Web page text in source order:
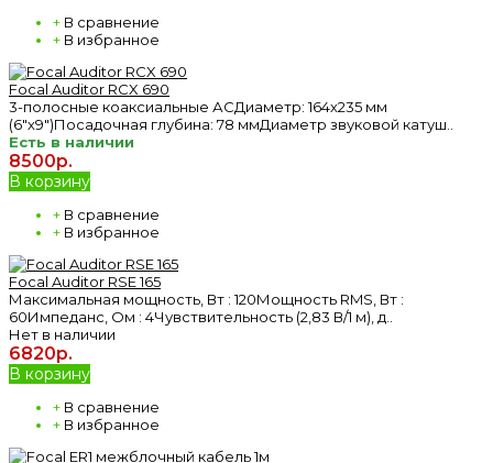
+ В сравнение
+ В избранное
Focal Auditor RCX 690
3-полосные коаксиальные АСДиаметр: 164х235 мм
(6"х9")Посадочная глубина: 78 ммДиаметр звуковой катуш..
Есть в наличии
8500р.
В корзину
+ В сравнение
+ В избранное
Focal Auditor RSE 165
Максимальная мощность, Вт : 120Мощность RMS, Вт :
60Импеданс, Ом : 4Чувствительность (2,83 В/1 м), д..
Нет в наличии
6820р.
В корзину
+ В сравнение
+ В избранное